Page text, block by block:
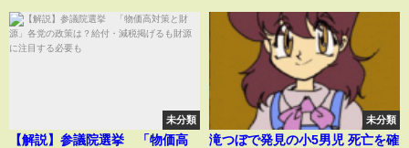
未分類
【解説】参議院選挙 「物価高
未分類
滝つぼで発見の小5男児 死亡を確